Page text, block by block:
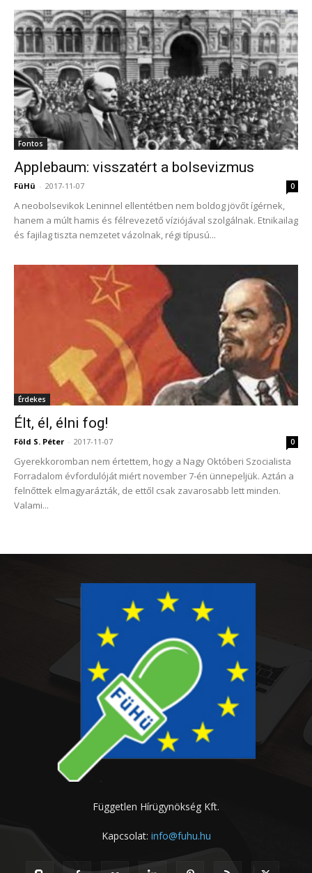
Fontos
Applebaum: visszatért a bolsevizmus
FüHü - 2017-11-07 0
A neobolsevikok Leninnel ellentétben nem boldog jövőt ígérnek,
hanem a múlt hamis és félrevezető víziójával szolgálnak. Etnikailag
és fajilag tiszta nemzetet vázolnak, régi típusú...
Érdekes
Élt, él, élni fog!
Föld S. Péter - 2017-11-07 0
Gyerekkoromban nem értettem, hogy a Nagy Októberi Szocialista
Forradalom évfordulóját miért november 7-én ünnepeljük. Aztán a
felnőttek elmagyarázták, de ettől csak zavarosabb lett minden.
Valami...
Független Hírügynökség Kft.
Kapcsolat: info@fuhu.hu